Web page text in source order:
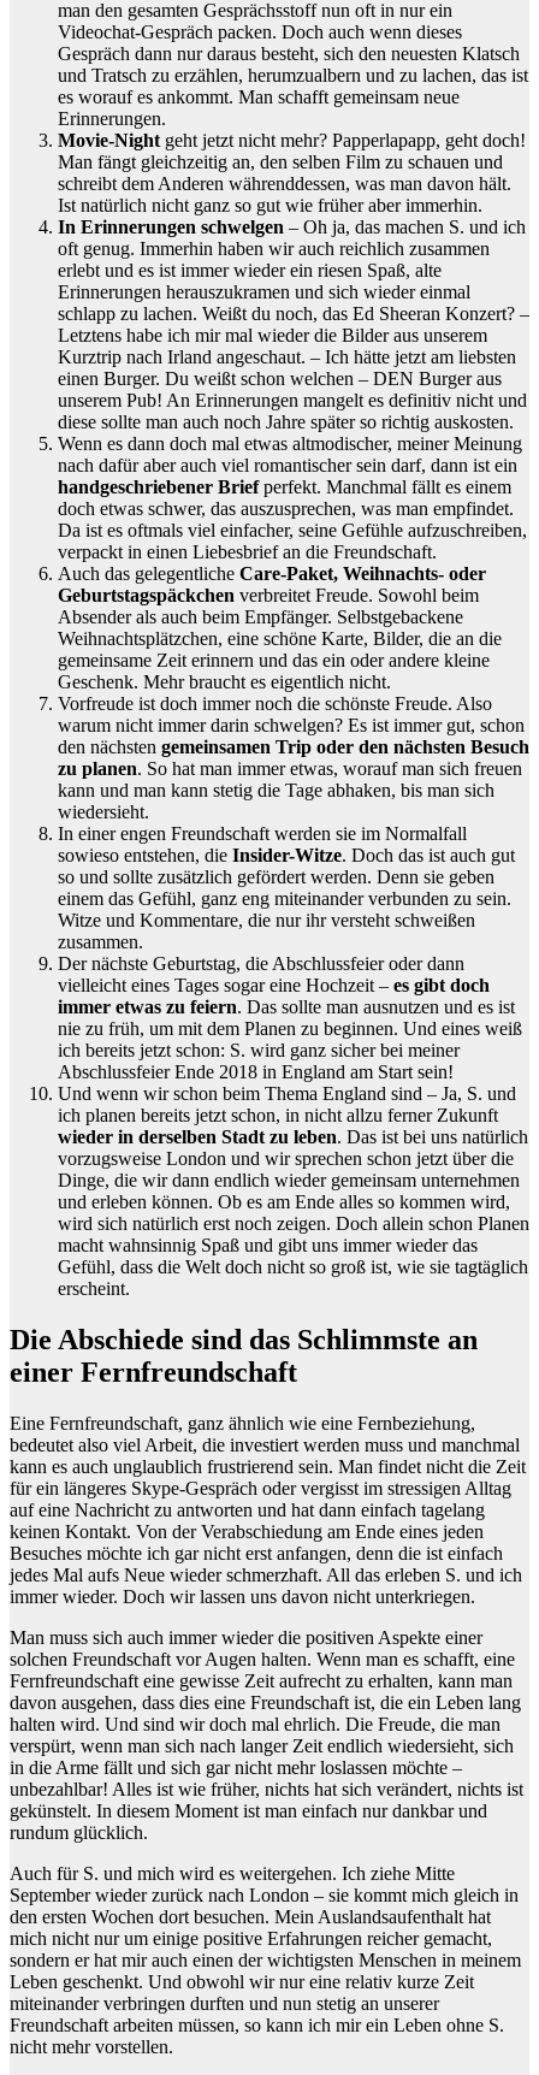
man den gesamten Gesprächsstoff nun oft in nur ein
Videochat-Gespräch packen. Doch auch wenn dieses
Gespräch dann nur daraus besteht, sich den neuesten Klatsch
und Tratsch zu erzählen, herumzualbern und zu lachen, das ist
es worauf es ankommt. Man schafft gemeinsam neue
Erinnerungen.
Movie-Night geht jetzt nicht mehr? Papperlapapp, geht doch!
Man fängt gleichzeitig an, den selben Film zu schauen und
schreibt dem Anderen währenddessen, was man davon hält.
Ist natürlich nicht ganz so gut wie früher aber immerhin.
In Erinnerungen schwelgen – Oh ja, das machen S. und ich
oft genug. Immerhin haben wir auch reichlich zusammen
erlebt und es ist immer wieder ein riesen Spaß, alte
Erinnerungen herauszukramen und sich wieder einmal
schlapp zu lachen. Weißt du noch, das Ed Sheeran Konzert? –
Letztens habe ich mir mal wieder die Bilder aus unserem
Kurztrip nach Irland angeschaut. – Ich hätte jetzt am liebsten
einen Burger. Du weißt schon welchen – DEN Burger aus
unserem Pub! An Erinnerungen mangelt es definitiv nicht und
diese sollte man auch noch Jahre später so richtig auskosten.
Wenn es dann doch mal etwas altmodischer, meiner Meinung
nach dafür aber auch viel romantischer sein darf, dann ist ein
handgeschriebener Briefperfekt. Manchmal fällt es einem
doch etwas schwer, das auszusprechen, was man empfindet.
Da ist es oftmals viel einfacher, seine Gefühle aufzuschreiben,
verpackt in einen Liebesbrief an die Freundschaft.
Auch das gelegentliche Care-Paket, Weihnachts- oder
Geburtstagspäckchen verbreitet Freude. Sowohl beim
Absender als auch beim Empfänger. Selbstgebackene
Weihnachtsplätzchen, eine schöne Karte, Bilder, die an die
gemeinsame Zeit erinnern und das ein oder andere kleine
Geschenk. Mehr braucht es eigentlich nicht.
Vorfreude ist doch immer noch die schönste Freude. Also
warum nicht immer darin schwelgen? Es ist immer gut, schon
den nächsten gemeinsamen Trip oder den nächsten Besuch
zu planen. So hat man immer etwas, worauf man sich freuen
kann und man kann stetig die Tage abhaken, bis man sich
wiedersieht.
In einer engen Freundschaft werden sie im Normalfall
sowieso entstehen, die Insider-Witze. Doch das ist auch gut
so und sollte zusätzlich gefördert werden. Denn sie geben
einem das Gefühl, ganz eng miteinander verbunden zu sein.
Witze und Kommentare, die nur ihr versteht schweißen
zusammen.
Der nächste Geburtstag, die Abschlussfeier oder dann
vielleicht eines Tages sogar eine Hochzeit – es gibt doch
immer etwas zu feiern. Das sollte man ausnutzen und es ist
nie zu früh, um mit dem Planen zu beginnen. Und eines weiß
ich bereits jetzt schon: S. wird ganz sicher bei meiner
Abschlussfeier Ende 2018 in England am Start sein!
Und wenn wir schon beim Thema England sind – Ja, S. und
ich planen bereits jetzt schon, in nicht allzu ferner Zukunft
wieder in derselben Stadt zu leben. Das ist bei uns natürlich
vorzugsweise London und wir sprechen schon jetzt über die
Dinge, die wir dann endlich wieder gemeinsam unternehmen
und erleben können. Ob es am Ende alles so kommen wird,
wird sich natürlich erst noch zeigen. Doch allein schon Planen
macht wahnsinnig Spaß und gibt uns immer wieder das
Gefühl, dass die Welt doch nicht so groß ist, wie sie tagtäglich
erscheint.
Die Abschiede sind das Schlimmste an
einer Fernfreundschaft
Eine Fernfreundschaft, ganz ähnlich wie eine Fernbeziehung,
bedeutet also viel Arbeit, die investiert werden muss und manchmal
kann es auch unglaublich frustrierend sein. Man findet nicht die Zeit
für ein längeres Skype-Gespräch oder vergisst im stressigen Alltag
auf eine Nachricht zu antworten und hat dann einfach tagelang
keinen Kontakt. Von der Verabschiedung am Ende eines jeden
Besuches möchte ich gar nicht erst anfangen, denn die ist einfach
jedes Mal aufs Neue wieder schmerzhaft. All das erleben S. und ich
immer wieder. Doch wir lassen uns davon nicht unterkriegen.
Man muss sich auch immer wieder die positiven Aspekte einer
solchen Freundschaft vor Augen halten. Wenn man es schafft, eine
Fernfreundschaft eine gewisse Zeit aufrecht zu erhalten, kann man
davon ausgehen, dass dies eine Freundschaft ist, die ein Leben lang
halten wird. Und sind wir doch mal ehrlich. Die Freude, die man
verspürt, wenn man sich nach langer Zeit endlich wiedersieht, sich
in die Arme fällt und sich gar nicht mehr loslassen möchte –
unbezahlbar! Alles ist wie früher, nichts hat sich verändert, nichts ist
gekünstelt. In diesem Moment ist man einfach nur dankbar und
rundum glücklich.
Auch für S. und mich wird es weitergehen. Ich ziehe Mitte
September wieder zurück nach London – sie kommt mich gleich in
den ersten Wochen dort besuchen. Mein Auslandsaufenthalt hat
mich nicht nur um einige positive Erfahrungen reicher gemacht,
sondern er hat mir auch einen der wichtigsten Menschen in meinem
Leben geschenkt. Und obwohl wir nur eine relativ kurze Zeit
miteinander verbringen durften und nun stetig an unserer
Freundschaft arbeiten müssen, so kann ich mir ein Leben ohne S.
nicht mehr vorstellen.